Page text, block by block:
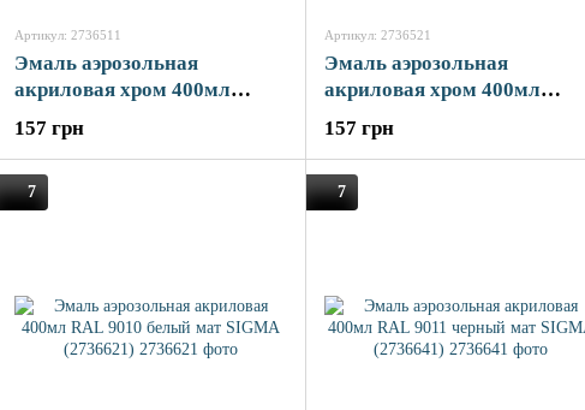
Артикул: 2736511
Эмаль аэрозольная
акриловая хром 400мл
золотой SIGMA (2736511)
157 грн
Артикул: 2736521
Эмаль аэрозольная
акриловая хром 400мл
бронзовый SIGMA (2736521)
157 грн
7 7